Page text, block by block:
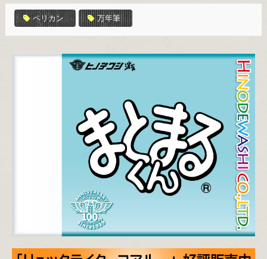
ペリカン 万年筆